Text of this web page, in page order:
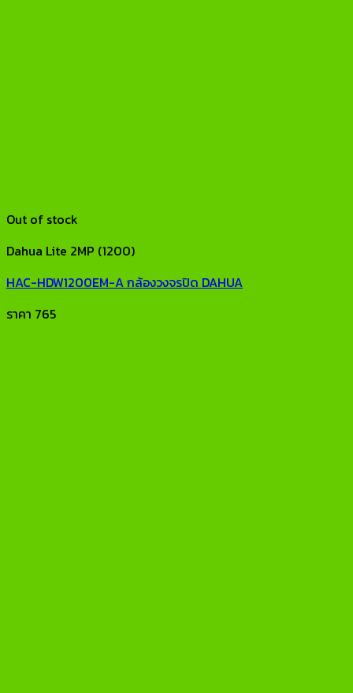
Out of stock
Dahua Lite 2MP (1200)
HAC-HDW1200EM-A กล้องวงจรปิด DAHUA
ราคา 765